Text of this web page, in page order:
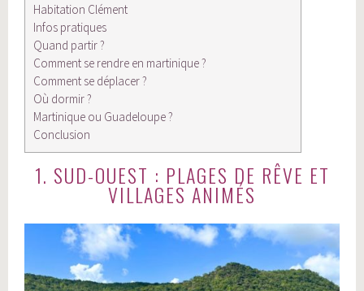
Habitation Clément
Infos pratiques
Quand partir ?
Comment se rendre en martinique ?
Comment se déplacer ?
Où dormir ?
Martinique ou Guadeloupe ?
Conclusion
1. SUD-OUEST : PLAGES DE RÊVE ET
VILLAGES ANIMÉS